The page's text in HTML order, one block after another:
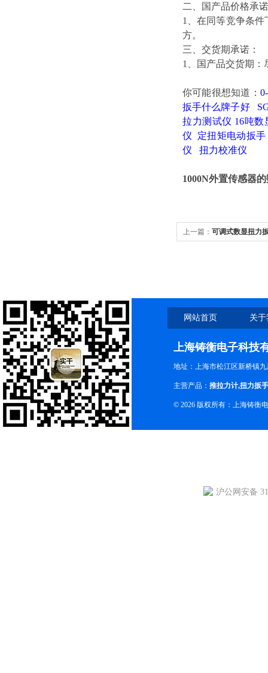
二、国产品价格承
1、在同等竞争条
方。
三、交货期承诺：
1、国产品交货期
你可能很想知道：
扳手什么牌子好
拉力测试仪 16吨数
仪
定扭矩电动扳手
仪
扭力校准仪
1000N外置传感器
上一篇： 可调式数显扭力
网站首页 关
上海铸衡电子科技
地址：上海市松江区新桥镇
主营产品： 推拉力计,扭力扳手
© 2026 版权所有：上海铸衡
沪公网安备